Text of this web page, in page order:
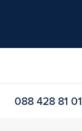
088 428 81 01